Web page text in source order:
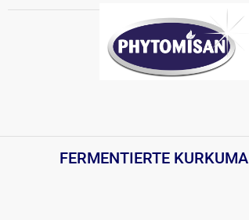
Zum
FERMENTIERTE KURKUMA